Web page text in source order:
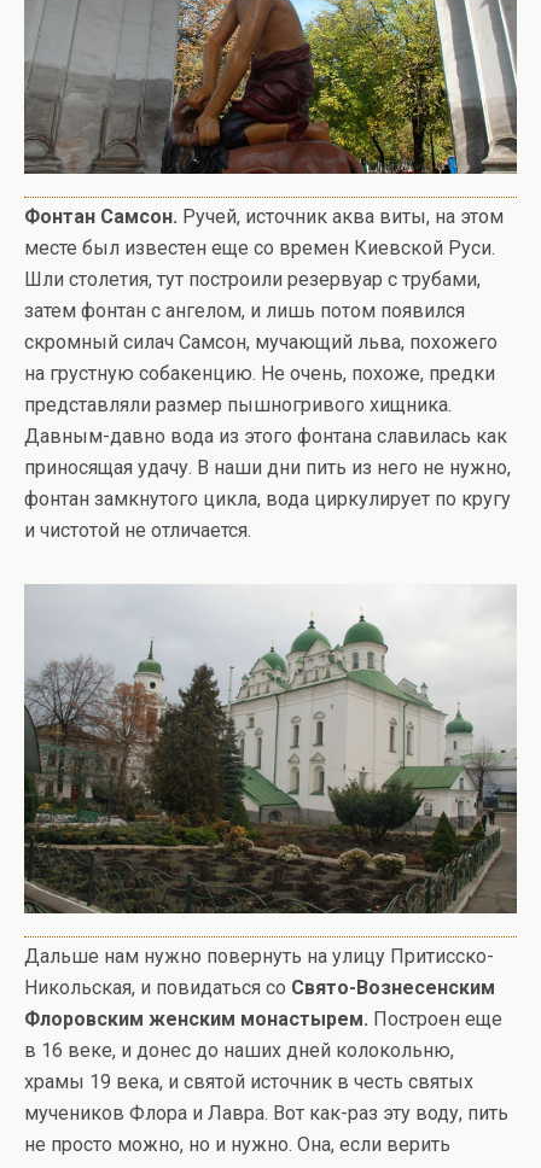
Фонтан Самсон. Ручей, источник аква виты, на этом
месте был известен еще со времен Киевской Руси.
Шли столетия, тут построили резервуар с трубами,
затем фонтан с ангелом, и лишь потом появился
скромный силач Самсон, мучающий льва, похожего
на грустную собакенцию. Не очень, похоже, предки
представляли размер пышногривого хищника.
Давным-давно вода из этого фонтана славилась как
приносящая удачу. В наши дни пить из него не нужно,
фонтан замкнутого цикла, вода циркулирует по кругу
и чистотой не отличается.
Дальше нам нужно повернуть на улицу Притисско-
Никольская, и повидаться со Свято-Вознесенским
Флоровским женским монастырем. Построен еще
в 16 веке, и донес до наших дней колокольню,
храмы 19 века, и святой источник в честь святых
мучеников Флора и Лавра. Вот как-раз эту воду, пить
не просто можно, но и нужно. Она, если верить